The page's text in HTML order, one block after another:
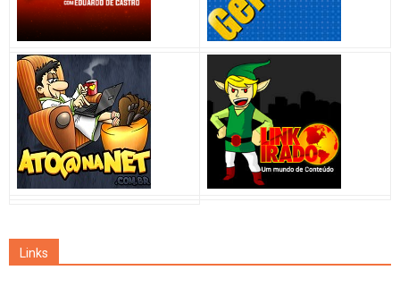
Links